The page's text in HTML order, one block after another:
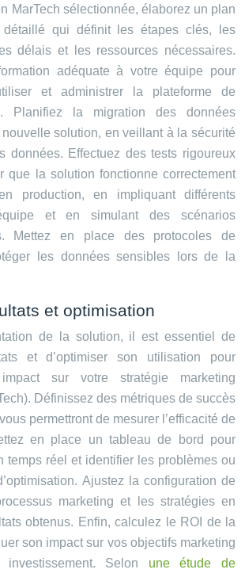
MarTech sélectionnée, élaborez un plan
détaillé qui définit les étapes clés, les
délais et les ressources nécessaires.
adéquate à votre équipe pour
et administrer la plateforme de
Planifiez la migration des données
solution, en veillant à la sécurité
données. Effectuez des tests rigoureux
que la solution fonctionne correctement
production, en impliquant différents
et en simulant des scénarios
Mettez en place des protocoles de
les données sensibles lors de la
et optimisation
de la solution, il est essentiel de
et d’optimiser son utilisation pour
sur votre stratégie marketing
Définissez des métriques de succès
permettront de mesurer l’efficacité de
en place un tableau de bord pour
temps réel et identifier les problèmes ou
Ajustez la configuration de
marketing et les stratégies en
obtenus. Enfin, calculez le ROI de la
son impact sur vos objectifs marketing
Selon une étude de